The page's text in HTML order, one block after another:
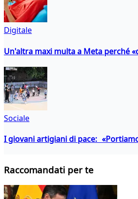
Digitale
Un'altra maxi multa a Meta perché
Sociale
I giovani artigiani di pace:
Raccomandati per te